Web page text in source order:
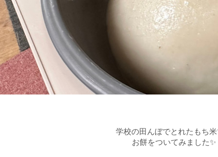
学校の田んぼでとれたもち
お餅をついてみました✨